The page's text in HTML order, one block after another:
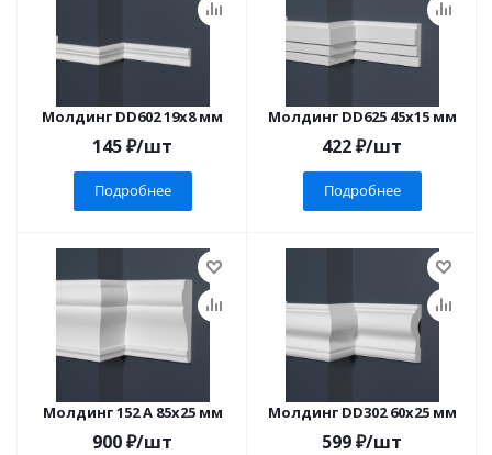
Молдинг DD602 19x8 мм
145₽/шт
Подробнее
Молдинг DD625 45x15 мм
422₽/шт
Подробнее
Молдинг 152 A 85x25 мм
900₽/шт
Молдинг DD302 60x25 мм
599₽/шт